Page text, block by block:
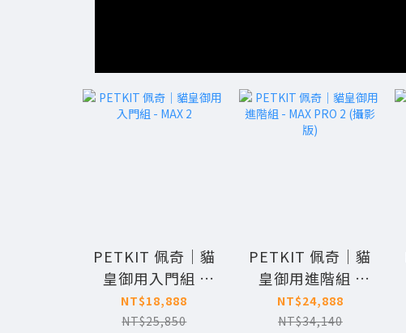
PETKIT 佩奇｜貓
皇御用入門組 -
MAX 2
NT$18,888
NT$25,850
PETKIT 佩奇｜貓
皇御用進階組 -
MAX PRO 2 (攝影
版)
NT$24,888
NT$34,140